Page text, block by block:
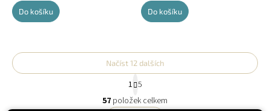
Do košíku Do košíku
O
v
Načíst 12 dalších
t
r
1 5
57 položek celkem